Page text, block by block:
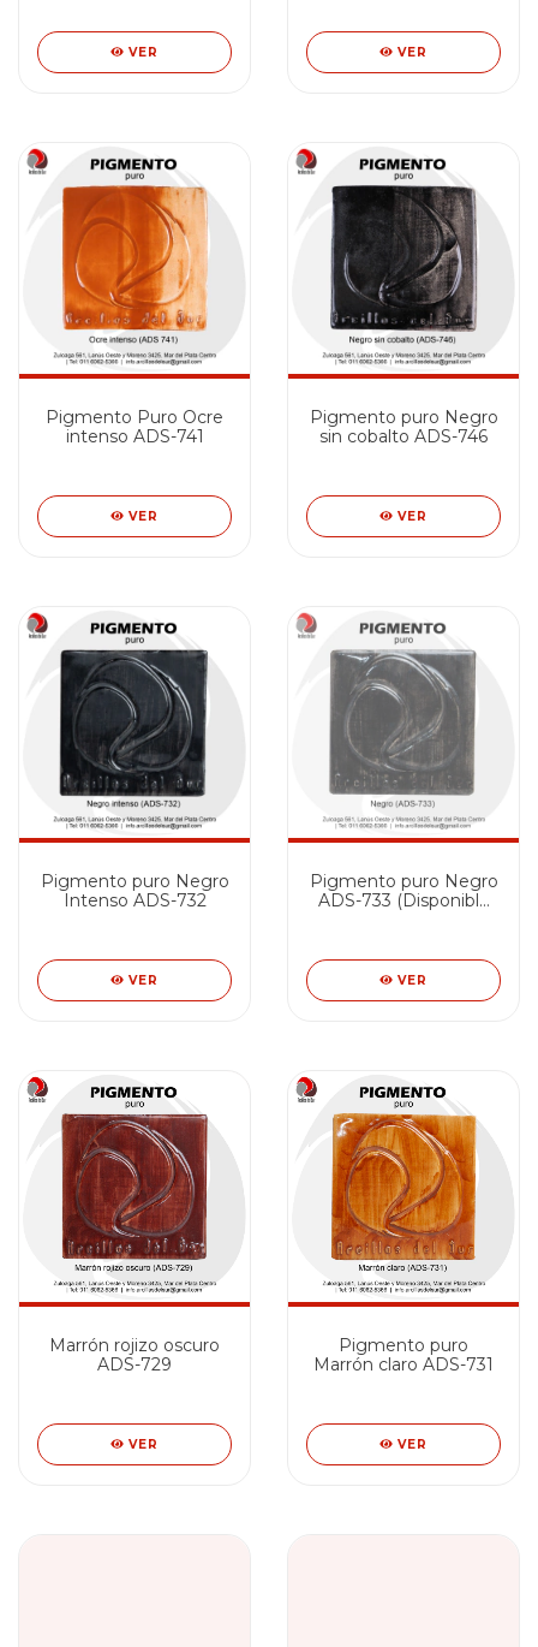
VER VER
Pigmento Puro Ocre
intenso ADS-741
VER
Pigmento puro Negro
sin cobalto ADS-746
VER
Pigmento puro Negro
Intenso ADS-732
VER
Pigmento puro Negro
ADS-733 (Disponible
VER
Marrón rojizo oscuro
ADS-729
VER
Pigmento puro
Marrón claro ADS-731
VER